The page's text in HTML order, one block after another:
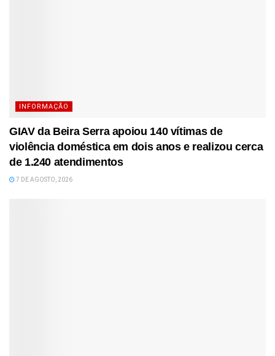
INFORMAÇÃO
GIAV da Beira Serra apoiou 140 vítimas de
violência doméstica em dois anos e realizou cerca
de 1.240 atendimentos
7 DE AGOSTO, 2026